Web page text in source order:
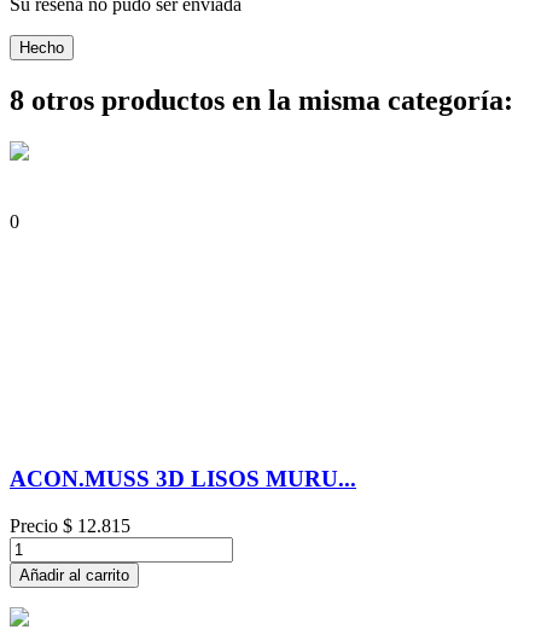
Su reseña no pudo ser enviada
Hecho
8 otros productos en la misma categoría:
0
ACON.MUSS 3D LISOS MURU...
Precio $ 12.815
Añadir al carrito